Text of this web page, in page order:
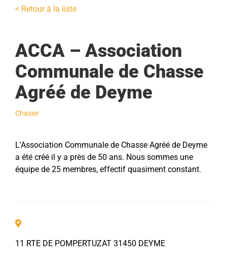
Environnement
Contacter la mairie
< Retour à la liste
ACCA – Association
Communale de Chasse
Agréé de Deyme
Chasse
L'Association Communale de Chasse Agréé de Deyme
a été créé il y a près de 50 ans. Nous sommes une
équipe de 25 membres, effectif quasiment constant.
11 RTE DE POMPERTUZAT 31450 DEYME